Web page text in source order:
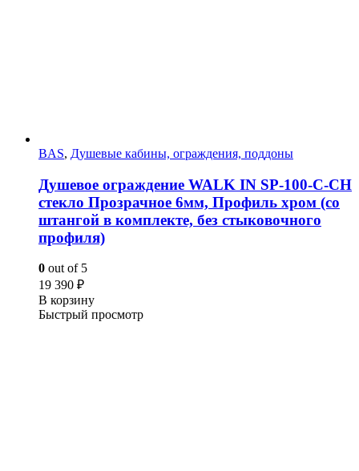
BAS, Душевые кабины, ограждения, поддоны
Душевое ограждение WALK IN SP-100-C-CH
стекло Прозрачное 6мм, Профиль хром (со
штангой в комплекте, без стыковочного
профиля)
0 out of 5
19 390 ₽
В корзину
Быстрый просмотр